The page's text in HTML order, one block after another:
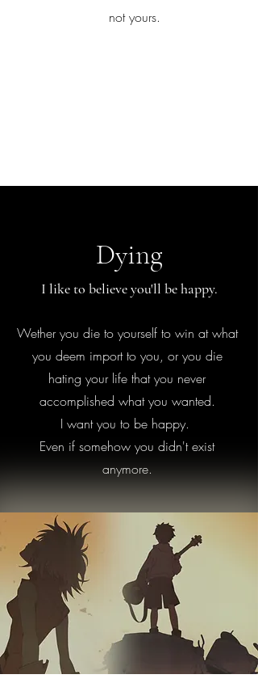
not yours.
Dying
I like to believe you'll be happy.
Wether you die to yourself to win at what
you deem import to you, or you die
hating your life that you never
accomplished what you wanted.
I want you to be happy.
Even if somehow you didn't exist
anymore.